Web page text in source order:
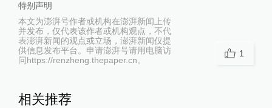
特别声明
本文为澎湃号作者或机构在澎湃新闻上传
并发布，仅代表该作者或机构观点，不代
表澎湃新闻的观点或立场，澎湃新闻仅提
供信息发布平台。申请澎湃号请用电脑访
问https://renzheng.thepaper.cn。
1
相关推荐